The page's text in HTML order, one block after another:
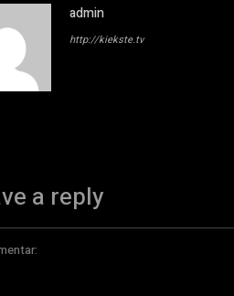
admin
http://kiekste.tv
a reply